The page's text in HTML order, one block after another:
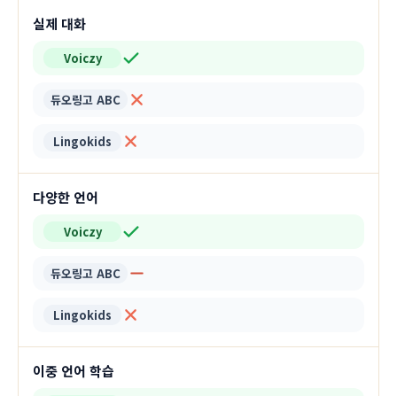
실제 대화
Voiczy
듀오링고 ABC
Lingokids
다양한 언어
Voiczy
듀오링고 ABC
Lingokids
이중 언어 학습